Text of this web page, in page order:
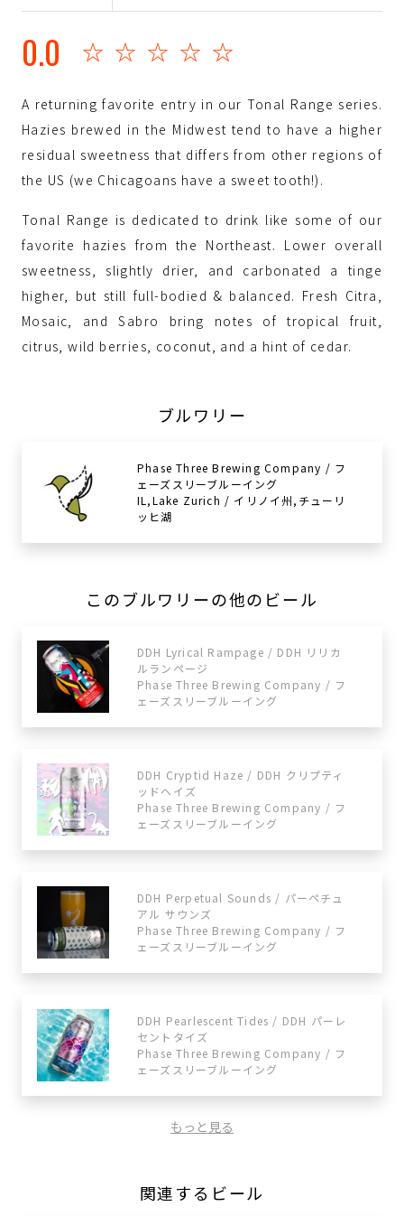
0.0 ☆☆☆☆☆
A returning favorite entry in our Tonal Range series.
Hazies brewed in the Midwest tend to have a higher
residual sweetness that differs from other regions of
the US (we Chicagoans have a sweet tooth!).
Tonal Range is dedicated to drink like some of our
favorite hazies from the Northeast. Lower overall
sweetness, slightly drier, and carbonated a tinge
higher, but still full-bodied & balanced. Fresh Citra,
Mosaic, and Sabro bring notes of tropical fruit,
citrus, wild berries, coconut, and a hint of cedar.
ブルワリー
Phase Three Brewing Company / フ
ェーズスリーブルーイング
IL,Lake Zurich / イリノイ州,チューリ
ッヒ湖
このブルワリーの他のビール
DDH Lyrical Rampage / DDH リリカ
ルランページ
Phase Three Brewing Company / フ
ェーズスリーブルーイング
DDH Cryptid Haze / DDH クリプティ
ッドヘイズ
Phase Three Brewing Company / フ
ェーズスリーブルーイング
DDH Perpetual Sounds / パーペチュ
アル サウンズ
Phase Three Brewing Company / フ
ェーズスリーブルーイング
DDH Pearlescent Tides / DDH パーレ
セントタイズ
Phase Three Brewing Company / フ
ェーズスリーブルーイング
もっと見る
関連するビール